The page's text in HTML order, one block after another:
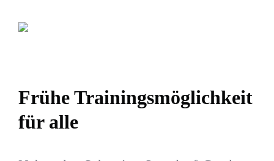
Frühe Trainingsmöglichkeit
für alle